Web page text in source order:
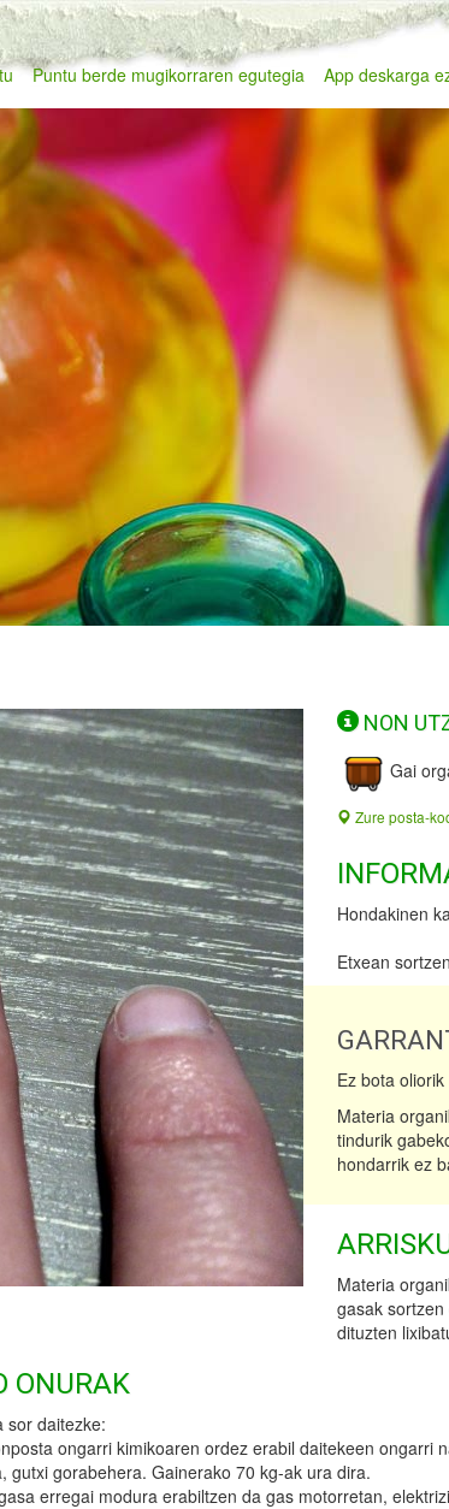
Puntu berde mugikorraren egutegia App deskarga
NON
Gai
Zure posta-
Hondakinen
Etxean
Ez bota
Materia
tindurik
hondarrik ez
Materia
gasak
dituzten
ONURAK
sor daitezke:
ongarri kimikoaren ordez erabil daitekeen ongarri
gutxi gorabehera. Gainerako 70 kg-ak ura dira.
erregai modura erabiltzen da gas motorretan,